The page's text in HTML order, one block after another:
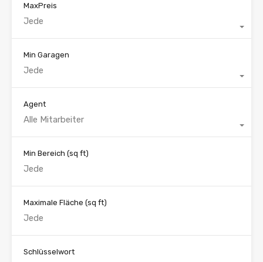
MaxPreis
Jede
Min Garagen
Jede
Agent
Alle Mitarbeiter
Min Bereich (sq ft)
Maximale Fläche (sq ft)
Schlüsselwort